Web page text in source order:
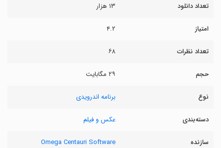
تعداد دانلود ۱۳ هزار
امتیاز ۴.۲
تعداد نظرات ۶۸
حجم ۲۹ مگابایت
نوع برنامه اندرویدی
دسته‌بندی عکس و فیلم
سازنده Omega Centauri Software